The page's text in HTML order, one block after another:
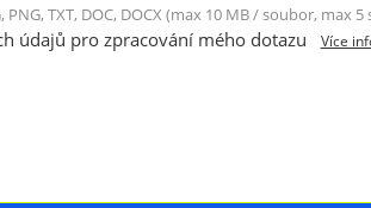
PNG, TXT, DOC, DOCX (max 10 MB / soubor, max
údajů pro zpracování mého dotazu Více